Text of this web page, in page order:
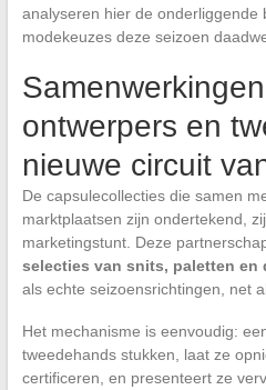
analyseren hier de onderliggende
modekeuzes deze seizoen
ontwerpers en
nieuwe circuit
De capsulecollecties die samen
marktplaatsen zijn ondertekend,
marketingstunt. Deze
selecties van snits, paletten en
als echte seizoensrichtingen, net
Het mechanisme is eenvoudig:
tweedehands stukken, laat ze
certificeren, en presenteert ze